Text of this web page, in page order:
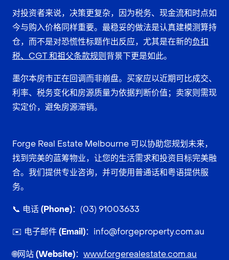
对投资者来说，决策更复杂，因为税务、现金流和时点如
今与购入价格同样重要。最稳妥的做法是认真建模测算持
仓，而不是对恐慌性标题作出反应，尤其是在新的负扣
税、CGT 和祖父条款规则背景下更是如此。
墨尔本房市正在回调而非崩盘。买家应以近期可比成交、
利率、税务变化和房源质量为依据判断价值；卖家则需现
实定价，避免房源滞销。
Forge Real Estate Melbourne 可以协助您规划未来，
找到完美的蓝筹物业，让您的生活需求和投资目标完美融
合。我们提供专业咨询，并可使用普通话和粤语提供服
务。
📞 电话 (Phone)： (03) 91003633
✉️ 电子邮件 (Email)： info@forgeproperty.com.au
🌐网站 (Website)： www.forgerealestate.com.au